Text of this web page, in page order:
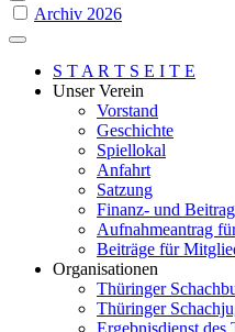
Archiv 2026
S T A R T S E I T E
Unser Verein
Vorstand
Geschichte
Spiellokal
Anfahrt
Satzung
Finanz- und
Aufnahmeantrag
Beiträge für
Organisationen
Thüringer
Thüringer
Ergebnisdienst des